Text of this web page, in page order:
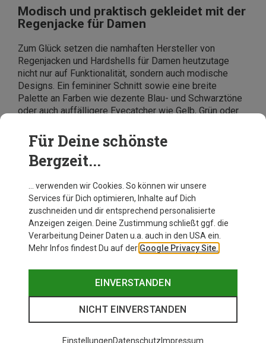
Modisch und praktisch gekleidet mit der
Regenjacke für Damen
Zum Glück setzen die namhaften Hersteller von
Regenjacken und Hardshells für Damen heutzutage
nicht nur auf Funktionalität, sondern auch modische
Designs. Ein femininer Schnitt sowie eine breite
Palette an Farben wie dezente Blau- und Schwarztöne
oder auch auffälligere Eyecatcher wie Gelb, Grün oder
Regenjacke!Tipp : Im Bergzeit Onlineshop kannst Du
ganz einfach nach „Größe“ filtern, um Dir zum Beispiel
Regenjacken für Damen in
Für Deine schönste
Bergzeit...
… verwenden wir Cookies. So können wir unsere
Services für Dich optimieren, Inhalte auf Dich
zuschneiden und dir entsprechend personalisierte
Anzeigen zeigen. Deine Zustimmung schließt ggf. die
Verarbeitung Deiner Daten u.a. auch in den USA ein.
Mehr Infos findest Du auf der Google Privacy Site.
EINVERSTANDEN
NICHT EINVERSTANDEN
EinstellungenDatenschutz Impressum